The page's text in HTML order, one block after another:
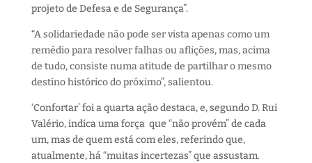
projeto de Defesa e de Segurança”.
“A solidariedade não pode ser vista apenas como um
remédio para resolver falhas ou aflições, mas, acima
de tudo, consiste numa atitude de partilhar o mesmo
destino histórico do próximo”, salientou.
‘Confortar’ foi a quarta ação destaca, e, segundo D. Rui
Valério, indica uma força que “não provém” de cada
um, mas de quem está com eles, referindo que,
atualmente, há “muitas incertezas” que assustam.